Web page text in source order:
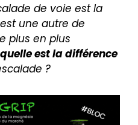
de voie est la
une autre de
plus en plus
quelle est la différence
?